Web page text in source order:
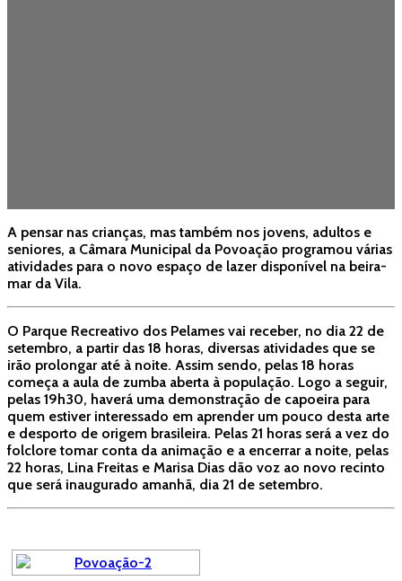
A pensar nas crianças, mas também nos jovens, adultos e
seniores, a Câmara Municipal da Povoação programou várias
atividades para o novo espaço de lazer disponível na beira-
mar da Vila.
O Parque Recreativo dos Pelames vai receber, no dia 22 de
setembro, a partir das 18 horas, diversas atividades que se
irão prolongar até à noite. Assim sendo, pelas 18 horas
começa a aula de zumba aberta à população. Logo a seguir,
pelas 19h30, haverá uma demonstração de capoeira para
quem estiver interessado em aprender um pouco desta arte
e desporto de origem brasileira. Pelas 21 horas será a vez do
folclore tomar conta da animação e a encerrar a noite, pelas
22 horas, Lina Freitas e Marisa Dias dão voz ao novo recinto
que será inaugurado amanhã, dia 21 de setembro.